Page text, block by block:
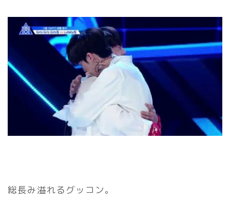
総長み溢れるグッコン。